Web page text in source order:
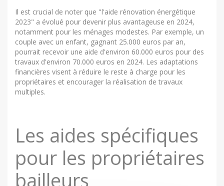
Il est crucial de noter que "l'aide rénovation énergétique
2023" a évolué pour devenir plus avantageuse en 2024,
notamment pour les ménages modestes. Par exemple, un
couple avec un enfant, gagnant 25.000 euros par an,
pourrait recevoir une aide d'environ 60.000 euros pour des
travaux d'environ 70.000 euros en 2024. Les adaptations
financières visent à réduire le reste à charge pour les
propriétaires et encourager la réalisation de travaux
multiples.
Les aides spécifiques
pour les propriétaires
bailleurs